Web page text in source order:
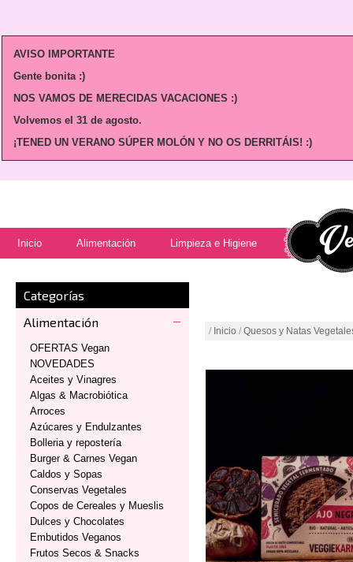
AVISO IMPORTANTE
Gente bonita :)
NOS VAMOS DE MERECIDAS VACACIONES :)
Volvemos el 31 de agosto.
¡TENED UN VERANO SÚPER MOLÓN Y NO OS DERRITÁIS! :)
Inicio Alimentación Limpieza e Higiene
Categorías
Alimentación
OFERTAS Vegan
NOVEDADES
Aceites y Vinagres
Algas & Macrobiótica
Arroces
Azúcares y Endulzantes
Bolleria y repostería
Burger & Carnes Vegan
Caldos y Sopas
Conservas Vegetales
Copos de Cereales y Mueslis
Dulces y Chocolates
Embutidos Veganos
Frutos Secos & Snacks
/ Inicio / Quesos y Natas